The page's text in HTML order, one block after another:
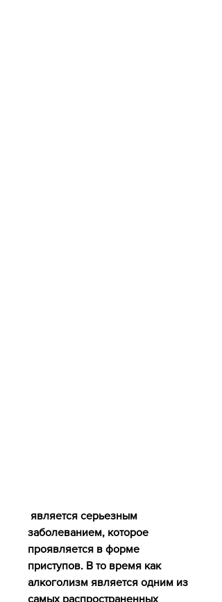
заболеванием, которое
проявляется в форме
приступов. В то время как
алкоголизм является одним из
самых распространенных